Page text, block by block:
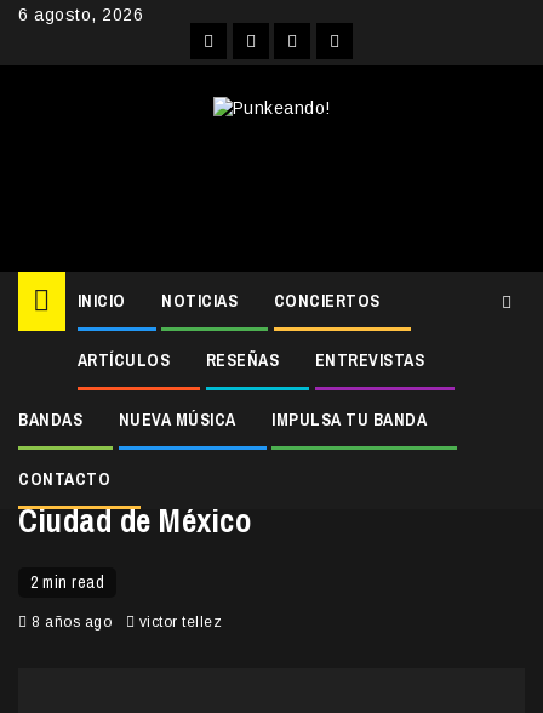
Skip6 agosto, 2026
FacebookInstagram
YouTubeTwitter
INICIO NOTICIAS CONCIERTOS
ARTÍCULOS RESEÑAS ENTREVISTAS
BANDAS NUEVA MÚSICA IMPULSA TU BANDA
CONTACTO
2018 noviembre
19
Marky Ramone se presentará en Ciudad de México
NOTICIAS
Marky Ramone se presentará en
Ciudad de México
2 min read
8 años ago victor tellez